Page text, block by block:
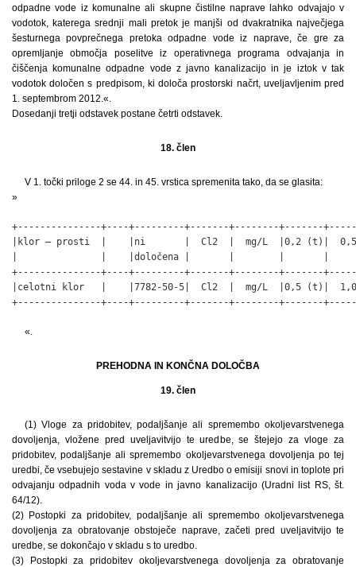
odpadne vode iz komunalne ali skupne čistilne naprave lahko odvajajo v
vodotok, katerega srednji mali pretok je manjši od dvakratnika največjega
šesturnega povprečnega pretoka odpadne vode iz naprave, če gre za
opremljanje območja poselitve iz operativnega programa odvajanja in
čiščenja komunalne odpadne vode z javno kanalizacijo in je iztok v tak
vodotok določen s predpisom, ki določa prostorski načrt, uveljavljenim pred
1. septembrom 2012.«.
Dosedanji tretji odstavek postane četrti odstavek.
18. člen
V 1. točki priloge 2 se 44. in 45. vrstica spremenita tako, da se glasita:
»
+---------------+----+---------+-------+--------+-------
|klor – prosti  |    |ni       |  Cl2  |  mg/L  |0,2 (t)|
|               |    |določena |       |        |       |
+---------------+----+---------+-------+--------+-------
|celotni klor   |    |7782-50-5|  Cl2  |  mg/L  |0,5 (t)|
+---------------+----+---------+-------+--------+-------
«.
PREHODNA IN KONČNA DOLOČBA
19. člen
(1) Vloge za pridobitev, podaljšanje ali spremembo okoljevarstvenega
dovoljenja, vložene pred uveljavitvijo te uredbe, se štejejo za vloge za
pridobitev, podaljšanje ali spremembo okoljevarstvenega dovoljenja po tej
uredbi, če vsebujejo sestavine v skladu z Uredbo o emisiji snovi in toplote pri
odvajanju odpadnih voda v vode in javno kanalizacijo (Uradni list RS, št.
64/12).
(2) Postopki za pridobitev, podaljšanje ali spremembo okoljevarstvenega
dovoljenja za obratovanje obstoječe naprave, začeti pred uveljavitvijo te
uredbe, se dokončajo v skladu s to uredbo.
(3) Postopki za pridobitev okoljevarstvenega dovoljenja za obratovanje